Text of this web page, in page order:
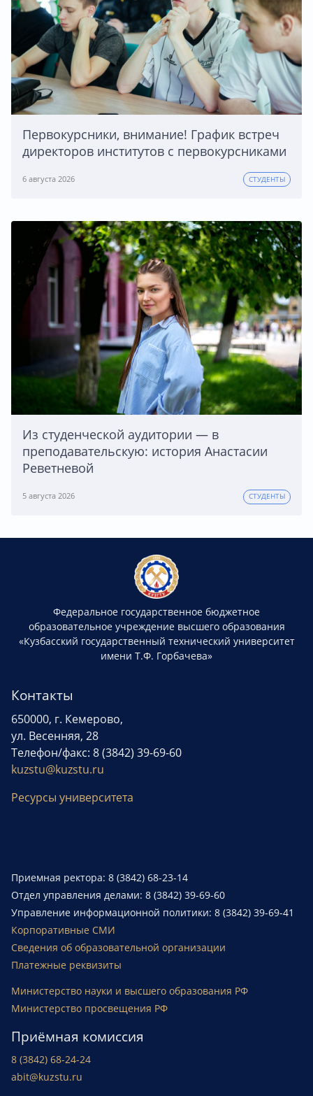
Первокурсники, внимание! График встреч
директоров институтов с первокурсниками
6 августа 2026 СТУДЕНТЫ
Из студенческой аудитории — в
преподавательскую: история Анастасии
Реветневой
5 августа 2026 СТУДЕНТЫ
Федеральное государственное бюджетное
образовательное учреждение высшего образования
«Кузбасский государственный технический университет
имени Т.Ф. Горбачева»
Контакты
650000, г. Кемерово,
ул. Весенняя, 28
Телефон/факс: 8 (3842) 39-69-60
kuzstu@kuzstu.ru
Ресурсы университета
Приемная ректора: 8 (3842) 68-23-14
Отдел управления делами: 8 (3842) 39-69-60
Управление информационной политики: 8 (3842) 39-69-41
Корпоративные СМИ
Сведения об образовательной организации
Платежные реквизиты
Министерство науки и высшего образования РФ
Министерство просвещения РФ
Приёмная комиссия
8 (3842) 68-24-24
abit@kuzstu.ru